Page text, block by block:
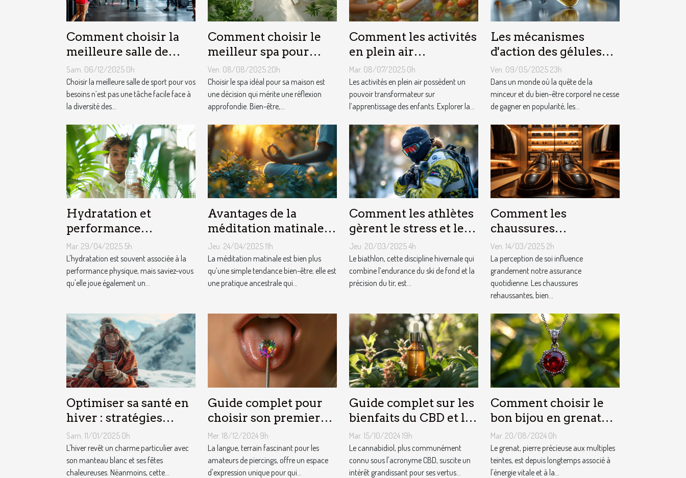
Comment choisir la
meilleure salle de
sport pour vos besoins
?
Sam. 06/12/2025 0h
Choisir la meilleure salle de sport pour vos
besoins n’est pas une tâche facile face à
la diversité des...
Comment choisir le
meilleur spa pour
votre maison ?
Ven. 08/08/2025 20h
Choisir le spa idéal pour sa maison est
une décision qui mérite une réflexion
approfondie. Bien-être,...
Comment les activités
en plein air
favorisent-elles
l'apprentissage chez
les enfants ?
Mar. 08/07/2025 0h
Les activités en plein air possèdent un
pouvoir transformateur sur
l’apprentissage des enfants. Explorer la...
Les mécanismes
d'action des gélules
minceur sur
l'organisme
Ven. 09/05/2025 23h
Dans un monde où la quête de la
minceur et du bien-être corporel ne cesse
de gagner en popularité, les...
Hydratation et
performance
cognitive les liens
étroits à connaître
pour booster votre
productivité
Mar. 29/04/2025 5h
L'hydratation est souvent associée à la
performance physique, mais saviez-vous
qu'elle joue également un...
Avantages de la
méditation matinale
pour le bien-être
quotidien et la gestion
du stress
Jeu. 24/04/2025 11h
La méditation matinale est bien plus
qu’une simple tendance bien-être; elle est
une pratique ancestrale qui...
Comment les athlètes
gèrent le stress et les
attentes d'une carrière
en biathlon
Jeu. 20/03/2025 4h
Le biathlon, cette discipline hivernale qui
combine l’endurance du ski de fond et la
précision du tir, est...
Comment les
chaussures
rehaussantes
améliorent-elles la
confiance en soi ?
Ven. 14/03/2025 2h
La perception de soi influence
grandement notre assurance
quotidienne. Les chaussures
rehaussantes, bien...
Optimiser sa santé en
hiver : stratégies
naturelles de
prévention et
maintenance
Sam. 11/01/2025 0h
L'hiver revêt un charme particulier avec
son manteau blanc et ses fêtes
chaleureuses. Néanmoins, cette...
Guide complet pour
choisir son premier
piercing de langue
Mer. 18/12/2024 9h
La langue, terrain fascinant pour les
amateurs de piercings, offre un espace
d'expression unique pour qui...
Guide complet sur les
bienfaits du CBD et les
réductions
disponibles
Mar. 15/10/2024 19h
Le cannabidiol, plus communément
connu sous l'acronyme CBD, suscite un
intérêt grandissant pour ses vertus...
Comment choisir le
bon bijou en grenat
pour booster son
énergie
Mar. 20/08/2024 0h
Le grenat, pierre précieuse aux multiples
teintes, est depuis longtemps associé à
l'énergie vitale et à la...